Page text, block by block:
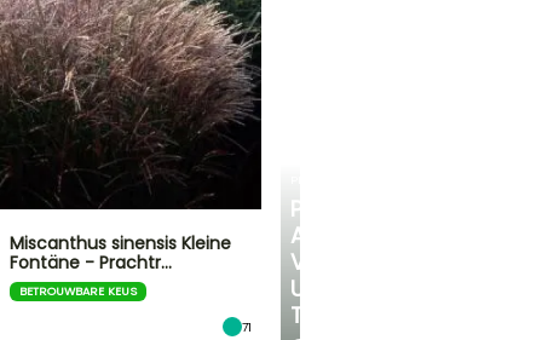
PERSOONLIJK
ADVIES
VOOR
UW
TUIN
Miscanthus sinensis Kleine
Fontäne - Prachtr…
BETROUWBARE KEUS
71